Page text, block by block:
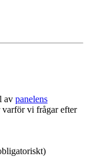
av panelens
varför vi frågar efter